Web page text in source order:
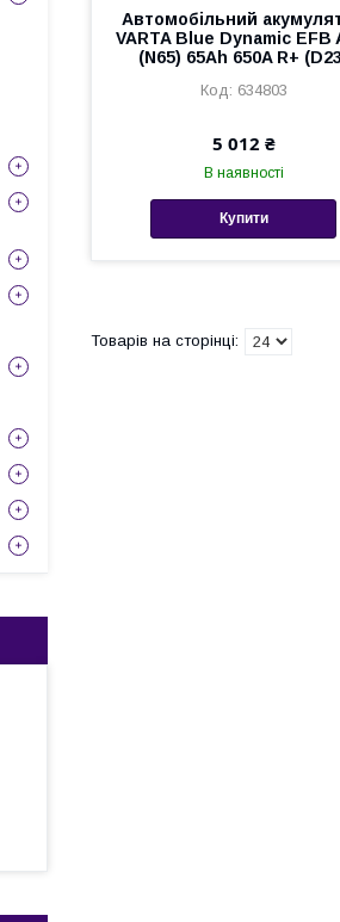
Автомобільний
VARTA Blue Dynamic EFB
(N65) 65Ah 650A R+
634803
5 012 ₴
В наявності
Купити